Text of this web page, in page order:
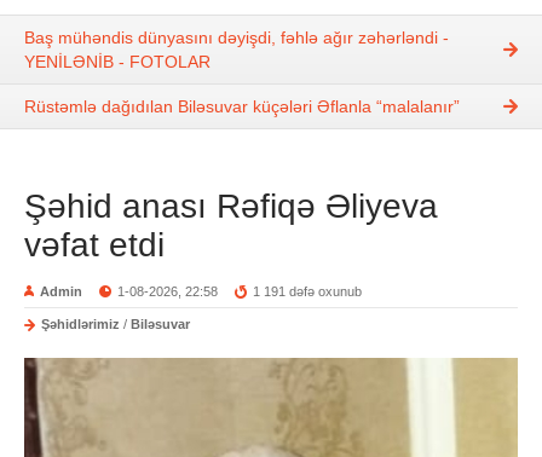
Baş mühəndis dünyasını dəyişdi, fəhlə ağır zəhərləndi -
YENİLƏNİB - FOTOLAR
Rüstəmlə dağıdılan Biləsuvar küçələri Əflanla “malalanır”
Şəhid anası Rəfiqə Əliyeva
vəfat etdi
Admin 1-08-2026, 22:58 1 191 dəfə oxunub
Şəhidlərimiz / Biləsuvar